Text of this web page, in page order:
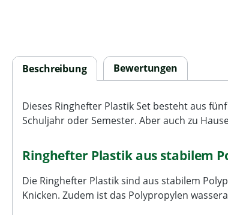
Beschreibung Bewertungen
Dieses Ringhefter Plastik Set besteht aus
Schuljahr oder Semester. Aber auch zu
Ringhefter Plastik aus stabilem
Die Ringhefter Plastik sind aus stabilem
Knicken. Zudem ist das Polypropylen